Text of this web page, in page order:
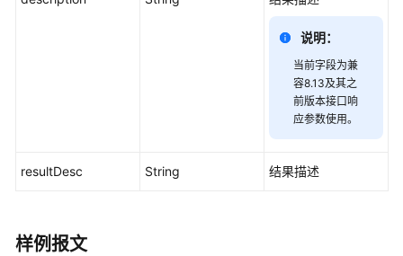
口
说明：
当前字段为兼
容8.13及其之
前版本接口响
应参数使用。
resultDesc String 结果描述
样例报文